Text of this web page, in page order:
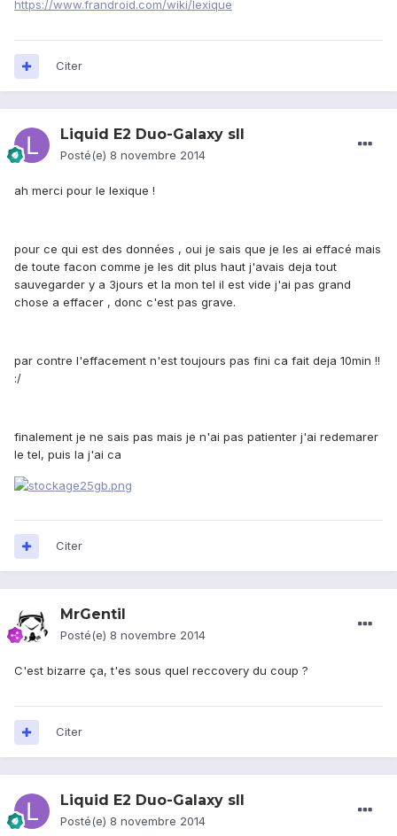
https://www.frandroid.com/wiki/lexique
Citer
Liquid E2 Duo-Galaxy sII
Posté(e) 8 novembre 2014
ah merci pour le lexique !
pour ce qui est des données , oui je sais que je les ai effacé mais
de toute facon comme je les dit plus haut j'avais deja tout
sauvegarder y a 3jours et la mon tel il est vide j'ai pas grand
chose a effacer , donc c'est pas grave.
par contre l'effacement n'est toujours pas fini ca fait deja 10min !!
:/
finalement je ne sais pas mais je n'ai pas patienter j'ai redemarer
le tel, puis la j'ai ca
Citer
MrGentil
Posté(e) 8 novembre 2014
C'est bizarre ça, t'es sous quel reccovery du coup ?
Citer
Liquid E2 Duo-Galaxy sII
Posté(e) 8 novembre 2014